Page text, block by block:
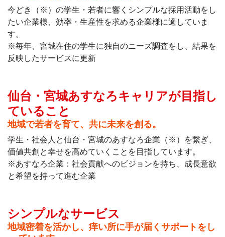
今どき（※）の学生・若者に響くシンプルな採用活動をし
たい企業様、効率・生産性を求める企業様に適していま
す。
※毎年、宮城在住の学生に独自のニーズ調査をし、結果を
反映したサービスに更新
仙台・宮城あすなろキャリアが目指し
ていること
地域で若者を育て、共に未来を創る。
学生・社会人と仙台・宮城のあすなろ企業（※）を繋ぎ、
価値共創と幸せを高めていくことを目指しています。
※あすなろ企業：社会貢献へのビジョンを持ち、成長意欲
と希望を持って進む企業
シンプルなサービス
地域密着を活かし、痒い所に手が届くサポートをし